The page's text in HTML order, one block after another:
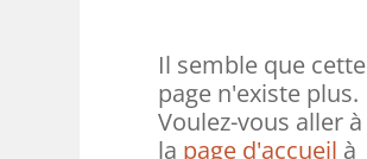
Il semble que cette
page n'existe plus.
Voulez-vous aller à
la page d'accueil à